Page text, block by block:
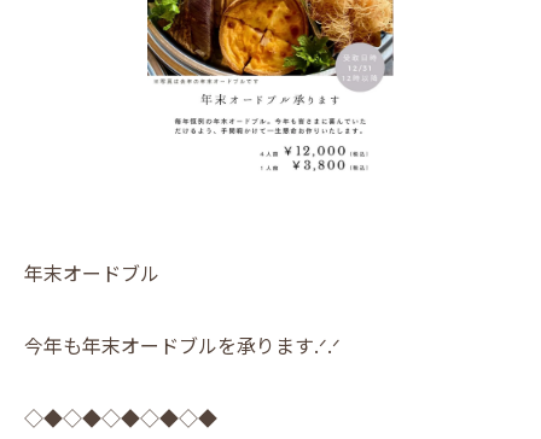
年末オードブル
今年も年末オードブルを承ります.ᐟ.ᐟ
◇◆◇◆◇◆◇◆◇◆